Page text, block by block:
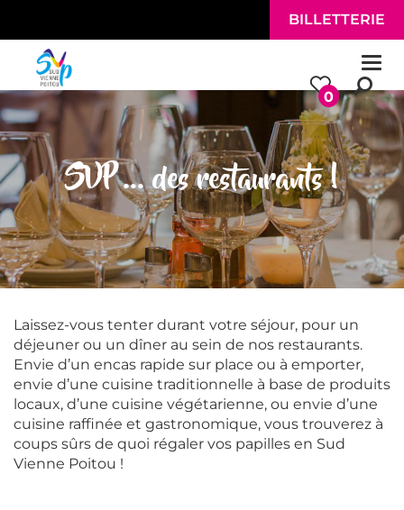
BILLETTERIE
0
SVP ... des restaurants !
Laissez-vous tenter durant votre séjour, pour un
déjeuner ou un dîner au sein de nos restaurants.
Envie d’un encas rapide sur place ou à emporter,
envie d’une cuisine traditionnelle à base de produits
locaux, d’une cuisine végétarienne, ou envie d’une
cuisine raffinée et gastronomique, vous trouverez à
coups sûrs de quoi régaler vos papilles en Sud
Vienne Poitou !